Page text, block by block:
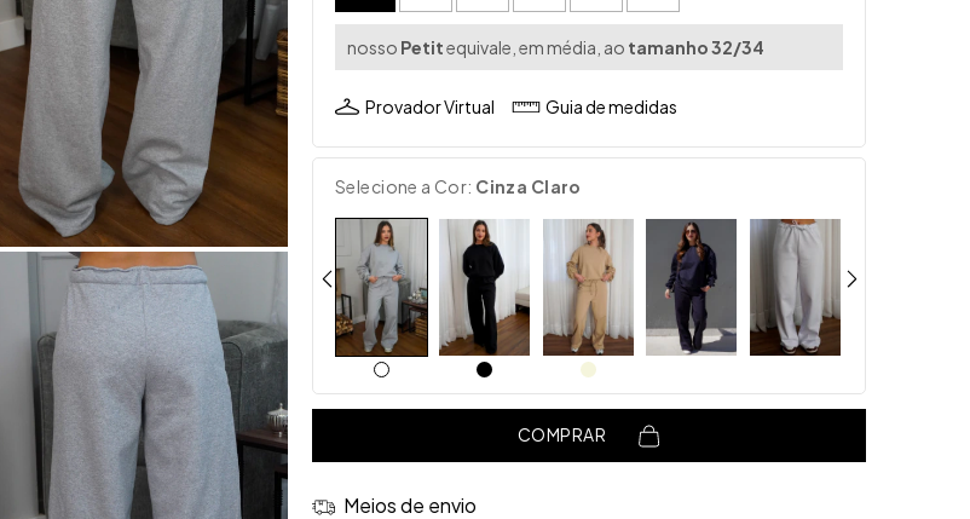
Selecione a Cor: Cinza Claro
nosso Petitequivale, em média, ao tamanho 32/34
Provador Virtual Guia de medidas
COMPRAR
Meios de envio